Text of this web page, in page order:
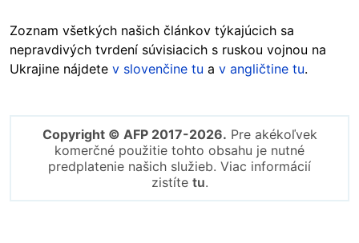
Zoznam všetkých našich článkov týkajúcich sa
nepravdivých tvrdení súvisiacich s ruskou vojnou na
Ukrajine nájdete v slovenčine tu a v angličtine tu.
Copyright © AFP 2017-2026. Pre akékoľvek
komerčné použitie tohto obsahu je nutné
predplatenie našich služieb. Viac informácií
zistíte tu.